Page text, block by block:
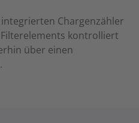
Chargenzähler
kontrolliert
über einen